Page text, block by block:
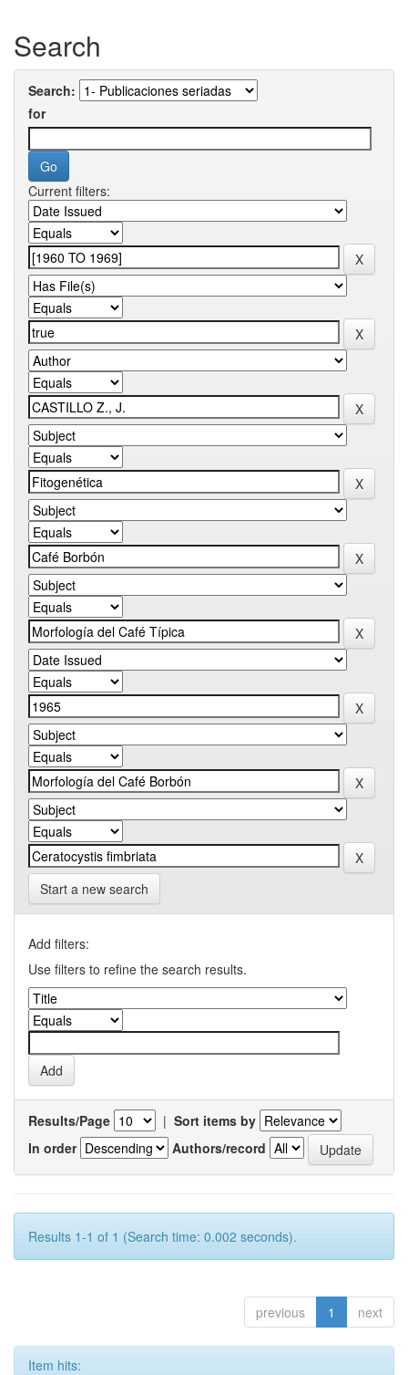
Search
Search:
for
Current filters:
Start a new search
Add filters:
Use filters to refine the search results.
Results/Page | Sort items by
In order
Authors/record
Results 1-1 of 1 (Search time: 0.002 seconds).
previous 1 next
Item hits: